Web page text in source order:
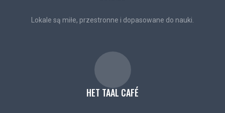
Lokale są miłe, przestronne i dopasowane do nauki.
HET TAAL CAFÉ